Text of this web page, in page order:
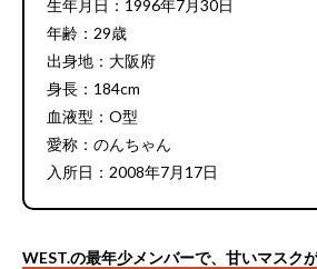
生年月日：1996年7月30日
年齢：29歳
出身地：大阪府
身長：184cm
血液型：O型
愛称：のんちゃん
入所日：2008年7月17日
WEST.の最年少メンバーで、甘いマスク